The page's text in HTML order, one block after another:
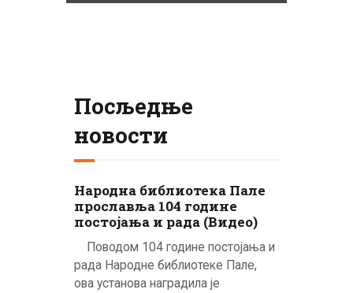
Посљедње
новости
Народна библиотека Пале
прославља 104 године
постојања и рада (Видео)
Поводом 104 године постојања и
рада Народне библиотеке Пале,
ова установа наградила је